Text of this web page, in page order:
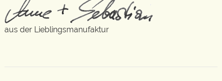
aus der Lieblingsmanufaktur